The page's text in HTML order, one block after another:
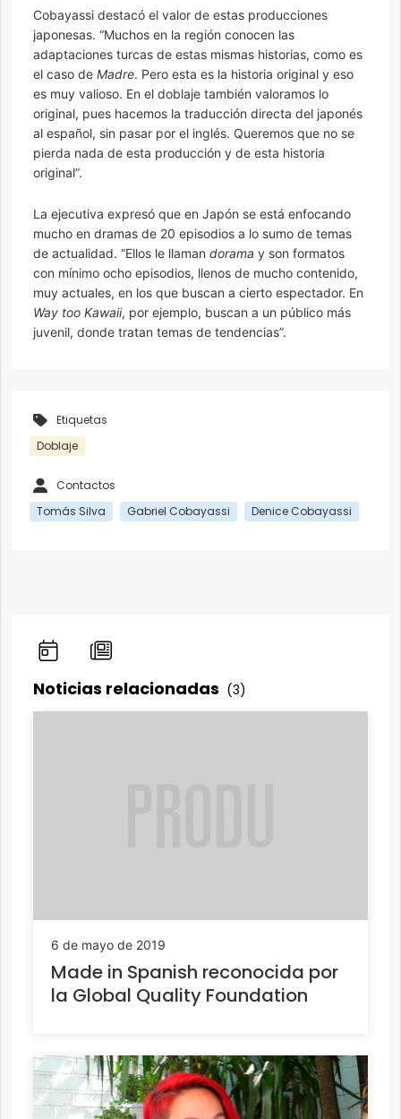
Cobayassi destacó el valor de estas producciones
japonesas. “Muchos en la región conocen las
adaptaciones turcas de estas mismas historias, como es
el caso de Madre. Pero esta es la historia original y eso
es muy valioso. En el doblaje también valoramos lo
original, pues hacemos la traducción directa del japonés
al español, sin pasar por el inglés. Queremos que no se
pierda nada de esta producción y de esta historia
original”.
La ejecutiva expresó que en Japón se está enfocando
mucho en dramas de 20 episodios a lo sumo de temas
de actualidad. “Ellos le llaman dorama y son formatos
con mínimo ocho episodios, llenos de mucho contenido,
muy actuales, en los que buscan a cierto espectador. En
Way too Kawaii, por ejemplo, buscan a un público más
juvenil, donde tratan temas de tendencias”.
Etiquetas
Doblaje
Contactos
Tomás Silva
Gabriel Cobayassi Denice Cobayassi
Noticias relacionadas (3)
6 de mayo de 2019
Made in Spanish reconocida por
la Global Quality Foundation